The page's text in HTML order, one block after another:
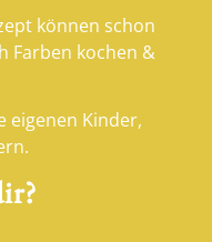
können schon
Farben kochen &
eigenen Kinder,